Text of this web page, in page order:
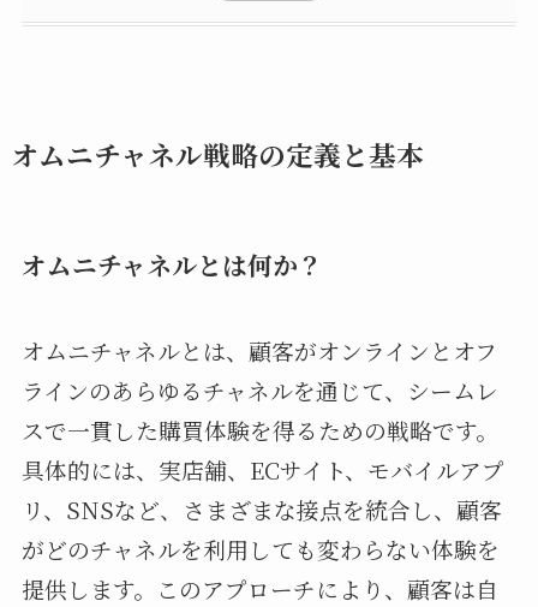
オムニチャネル戦略の定義と基本
オムニチャネルとは何か？
オムニチャネルとは、顧客がオンラインとオフ
ラインのあらゆるチャネルを通じて、シームレ
スで一貫した購買体験を得るための戦略です。
具体的には、実店舗、ECサイト、モバイルアプ
リ、SNSなど、さまざまな接点を統合し、顧客
がどのチャネルを利用しても変わらない体験を
提供します。このアプローチにより、顧客は自